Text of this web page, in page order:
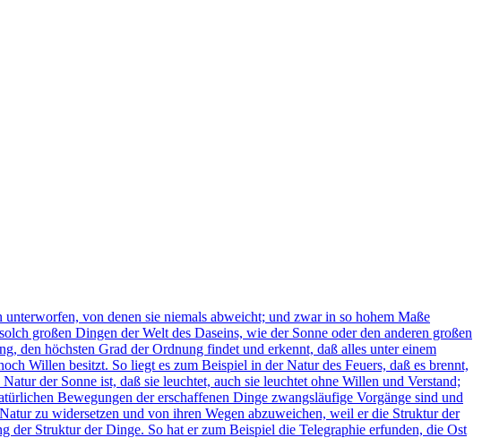
von denen sie niemals abweicht; und zwar in so hohem Maße
großen Dingen der Welt des Daseins, wie der Sonne oder den anderen großen
den höchsten Grad der Ordnung findet und erkennt, daß alles unter einem
Willen besitzt. So liegt es zum Beispiel in der Natur des Feuers, daß es brennt,
der Sonne ist, daß sie leuchtet, auch sie leuchtet ohne Willen und Verstand;
Bewegungen der erschaffenen Dinge zwangsläufige Vorgänge sind und
zu widersetzen und von ihren Wegen abzuweichen, weil er die Struktur der
Struktur der Dinge. So hat er zum Beispiel die Telegraphie erfunden, die Ost